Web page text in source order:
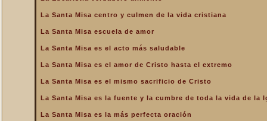
La Santa Misa es el amor
compendio de todo lo
bueno que hay en la Iglesia
La Santa Misa es el mismo
y la cumbre de toda la vida
La Santa Misa centro y culmen de la vida cristiana
La Santa Misa escuela de amor
La Santa Misa es el acto más saludable
La Santa Misa es el amor de Cristo hasta el extremo
La Santa Misa es el mismo sacrificio de Cristo
La Santa Misa es la fuente y la cumbre de toda la vida de la
La Santa Misa es la más perfecta oración